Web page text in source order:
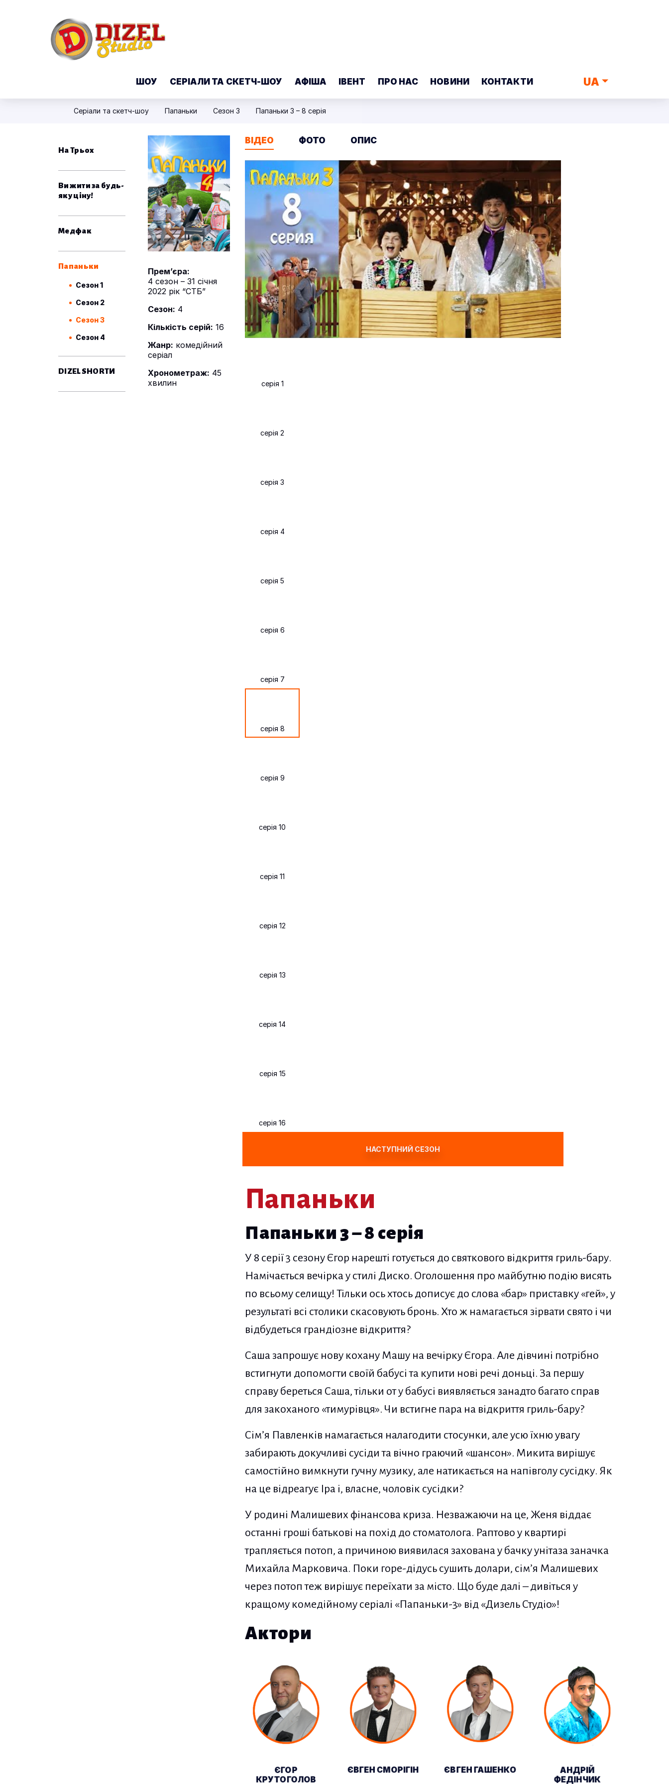
ШОУ СЕРІАЛИ ТА СКЕТЧ-ШОУ АФІША ІВЕНТ ПРО НАС НОВИНИ КОНТАКТИ UA
Серіали та скетч-шоу Папаньки Сезон 3 Папаньки 3 – 8 серія
На Трьох
Вижити за будь-
яку ціну!
Медфак
Папаньки
Сезон 1
Сезон 2
Сезон 3
Сезон 4
DIZEL SHORTИ
Прем’єра:
4 сезон – 31 січня
2022 рік “СТБ”
Сезон: 4
Кількість серій: 16
Жанр: комедійний
серіал
Хронометраж: 45
хвилин
ВІДЕО ФОТО ОПИС
серія 1
серія 2
серія 3
серія 4
серія 5
серія 6
серія 7
серія 8
серія 9
серія 10
серія 11
серія 12
серія 13
серія 14
серія 15
серія 16
НАСТУПНИЙ СЕЗОН
Папаньки
Папаньки 3 – 8 серія
У 8 серії 3 сезону Єгор нарешті готується до святкового відкриття гриль-бару.
Намічається вечірка у стилі Диско. Оголошення про майбутню подію висять
по всьому селищу! Тільки ось хтось дописує до слова «бар» приставку «гей», у
результаті всі столики скасовують бронь. Хто ж намагається зірвати свято і чи
відбудеться грандіозне відкриття?
Саша запрошує нову кохану Машу на вечірку Єгора. Але дівчині потрібно
встигнути допомогти своїй бабусі та купити нові речі доньці. За першу
справу береться Саша, тільки от у бабусі виявляється занадто багато справ
для закоханого «тимурівця». Чи встигне пара на відкриття гриль-бару?
Сім’я Павленків намагається налагодити стосунки, але усю їхню увагу
забирають докучливі сусіди та вічно граючий «шансон». Микита вирішує
самостійно вимкнути гучну музику, але натикається на напівголу сусідку. Як
на це відреагує Іра і, власне, чоловік сусідки?
У родині Малишевих фінансова криза. Незважаючи на це, Женя віддає
останні гроші батькові на похід до стоматолога. Раптово у квартирі
трапляється потоп, а причиною виявилася захована у бачку унітаза заначка
Михайла Марковича. Поки горе-дідусь сушить долари, сім’я Малишевих
через потоп теж вирішує переїхати за місто. Що буде далі – дивіться у
кращому комедійному серіалі «Папаньки-3» від «Дизель Студіо»!
Актори
ЄГОР
КРУТОГОЛОВ
ЄВГЕН СМОРІГІН ЄВГЕН ГАШЕНКО
АНДРІЙ
ФЕДІНЧИК